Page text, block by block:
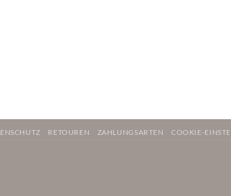
RETOUREN ZAHLUNGSARTEN COOKIE-